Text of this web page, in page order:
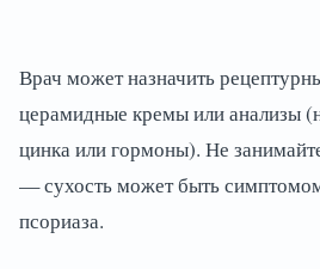
Врач может назначить
церамидные кремы или анализы
цинка или гормоны). Не
— сухость может быть
псориаза.